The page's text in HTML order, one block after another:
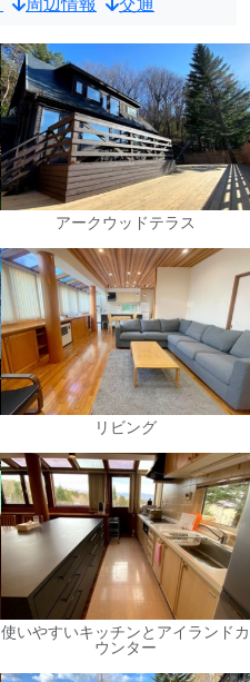
アークウッドテラス
リビング
使いやすいキッチンとアイランドカ
ウンター